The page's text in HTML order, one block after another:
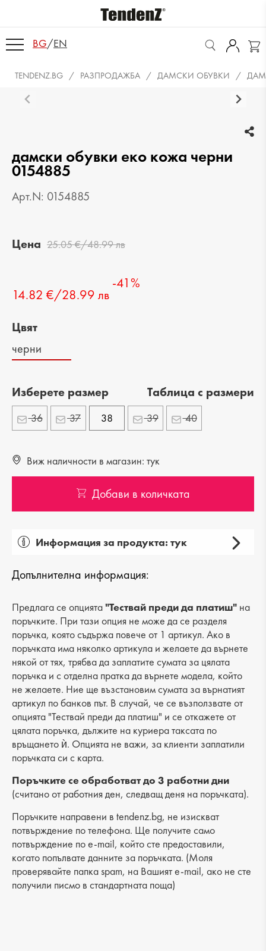
BG/EN
TENDENZ.BG РАЗПРОДАЖБА ДАМСКИ ОБУВКИ
дамски обувки еко кожа черни
0154885
Арт.N: 0154885
Цена 25.05 €/48.99 лв
14.82 €/28.99 лв
-41%
Цвят
черни
Изберете размер Tаблица с размери
36 37 38 39 40
Виж наличности в магазин: тук
Добави в количката
Информация за продукта: тук
Вид на продукта: ежедневни
Категория: обувки
Лицев материал: еко кожа
Хастар: еко кожа
Ходило/Подметка: ток
Вид стелка: естествена кожа
Височина на тока: 3 cm
Височина подметка: 1 cm
Височина на платформата : -
Разстояние от петата до горната част: 6 cm
Обиколка на прасеца: -
Допълнителна информация:
Предлага се опцията"Тествай преди да платиш" на
поръчките. При тази опция не може да се разделя
поръчка, която съдържа повече от 1 артикул. Ако в
поръчката има няколко артикула и желаете да върнете
някой от тях, трябва да заплатите сумата за цялата
поръчка и с отделна пратка да върнете модела, който
не желаете. Ние ще възстановим сумата за върнатият
артикул по банков път. В случай, че се възползвате от
опцията "Тествай преди да платиш" и се откажете от
цялата поръчка, дължите на куриера таксата по
връщането ѝ. Опцията не важи, за клиенти заплатили
поръчката си с карта.
Поръчките се обработват до 3 работни дни
(считано от работния ден, следващ деня на поръчката).
Поръчките направени в tendenz.bg, не изискват
потвърждение по телефона. Ще получите само
потвърждение по e-mail, който сте предоставили,
когато попълвате данните за поръчката. (Моля
проверявайте папка spam, на Вашият e-mail, ако не сте
получили писмо в стандартната поща)